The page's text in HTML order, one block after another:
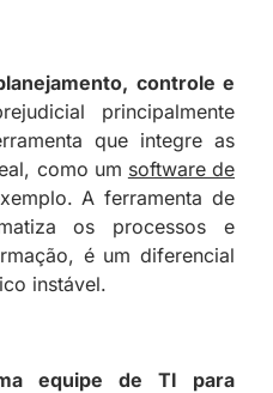
controle e
principalmente
que integre as
como um software de
A ferramenta de
os processos e
é um diferencial
instável.
equipe de TI para